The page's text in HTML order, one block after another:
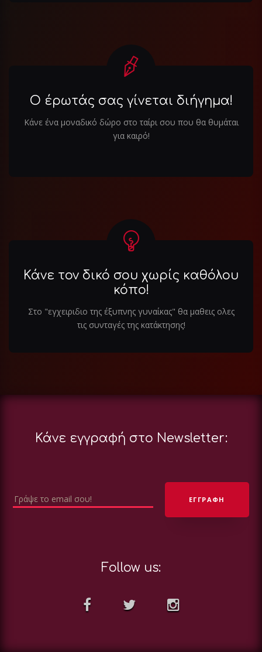
Ο έρωτάς σας γίνεται διήγημα!
Κάνε ένα μοναδικό δώρο στο ταίρι σου που θα θυμάται
για καιρό!
Κάνε τον δικό σου χωρίς καθόλου
κόπο!
Στο "εγχειριδιο της έξυπνης γυναίκας" θα μαθεις ολες
τις συνταγές της κατάκτησης!
Κάνε εγγραφή στο Newsletter:
Follow us: